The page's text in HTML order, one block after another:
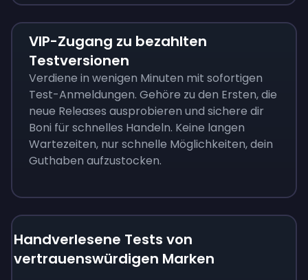
VIP-Zugang zu bezahlten
Testversionen
Verdiene in wenigen Minuten mit sofortigen
Test-Anmeldungen. Gehöre zu den Ersten, die
neue Releases ausprobieren und sichere dir
Boni für schnelles Handeln. Keine langen
Wartezeiten, nur schnelle Möglichkeiten, dein
Guthaben aufzustocken.
Handverlesene Tests von
vertrauenswürdigen Marken